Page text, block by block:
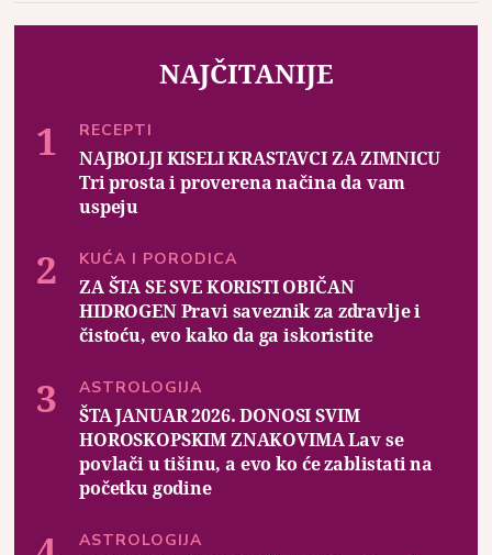
NAJČITANIJE
RECEPTI
NAJBOLJI KISELI KRASTAVCI ZA ZIMNICU
Tri prosta i proverena načina da vam
uspeju
KUĆA I PORODICA
ZA ŠTA SE SVE KORISTI OBIČAN
HIDROGEN Pravi saveznik za zdravlje i
čistoću, evo kako da ga iskoristite
ASTROLOGIJA
ŠTA JANUAR 2026. DONOSI SVIM
HOROSKOPSKIM ZNAKOVIMA Lav se
povlači u tišinu, a evo ko će zablistati na
početku godine
ASTROLOGIJA